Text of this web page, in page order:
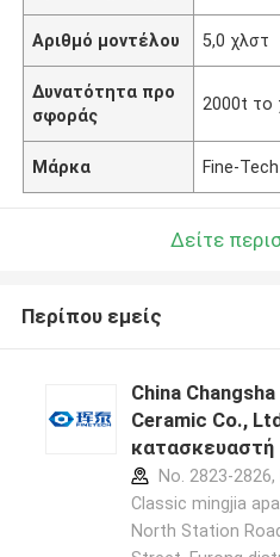
Αριθμό μοντέλου 5,0 χλστ
Δυνατότητα προ
σφοράς
2000t το
Μάρκα Fine-Tech
Δείτε
Περίπου εμείς
China
Ceramic Co.,
κατασκευαστή
No. 2823-2826,
Classic mingjia
North Station